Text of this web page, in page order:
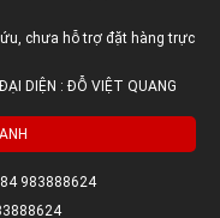
chưa hỗ trợ đặt hàng trực
DIỆN : ĐỖ VIỆT QUANG
983888624